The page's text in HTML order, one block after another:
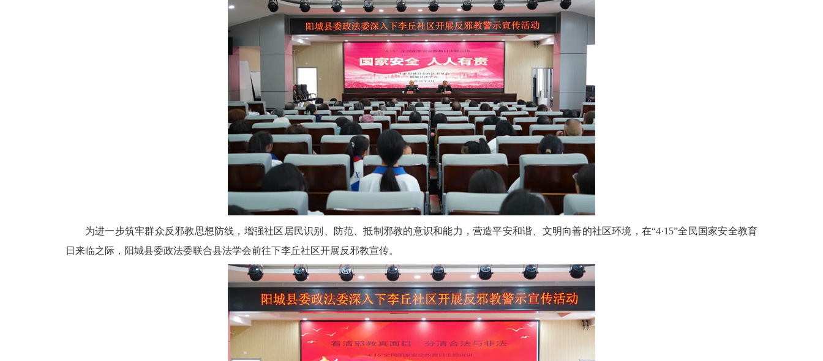
为进一步筑牢群众反邪教思想防线，增强社区居民识别、防范、抵制邪教的意识和能力，营造平安和谐、文明向善的社区环境，在“4·15”全民国家安全教育
日来临之际，阳城县委政法委联合县法学会前往下李丘社区开展反邪教宣传。